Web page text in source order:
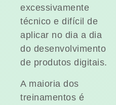
excessivamente
técnico e difícil de
aplicar no dia a dia
do desenvolvimento
de produtos digitais.
A maioria dos
treinamentos é